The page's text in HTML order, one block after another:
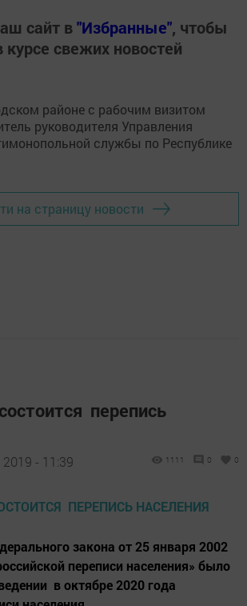
сайт в"Избранные", чтобы
курсе свежих новостей
на страницу новости
перепись
- 11:39 1111 0 0
закона от 25 января 2002
переписи населения» было
в октябре 2020 года